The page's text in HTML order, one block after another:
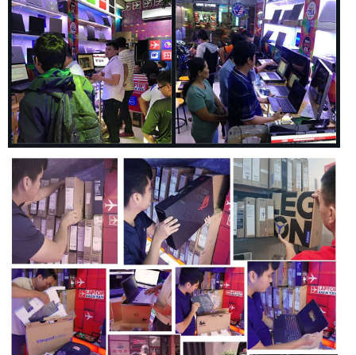
hoạt microphone, đèn nền bàn phím cùng nhiều thứ khác.
Thông qua đó, người dùng có thể điều chỉnh nhanh các
chức năng này ở một giao diện tập trung, thay vì phải lặn lội
vào Setting vốn mất thời gian hơn của Windows.
Mặt khác, Vantage còn cho phép người dùng tùy chỉnh sâu
hơn ngưỡng sạc đầu vào của laptop, tăng cường bảo mật khi
sử dụng wifi ở những chỗ lạ, hỗ trợ cập nhật driver khi cần
thiết,… nhờ đó người dùng có nhiều lựa chọn hơn để cá
nhân hóa máy tính cho từng ngữ cảnh sử dụng của từng cá
nhân khác nhau.